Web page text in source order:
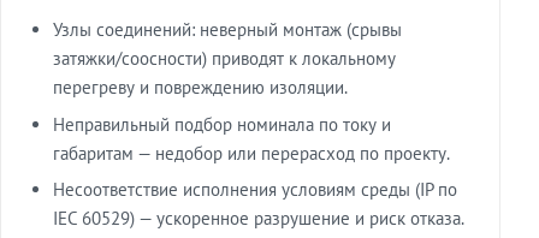
Узлы соединений: неверный монтаж (срывы
затяжки/соосности) приводят к локальному
перегреву и повреждению изоляции.
Неправильный подбор номинала по току и
габаритам — недобор или перерасход по проекту.
Несоответствие исполнения условиям среды (IP по
IEC 60529) — ускоренное разрушение и риск отказа.